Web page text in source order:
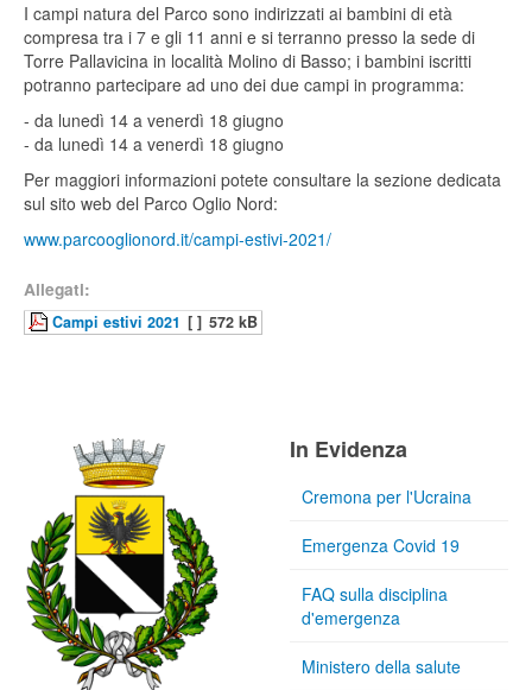
I campi natura del Parco sono indirizzati ai bambini di età
compresa tra i 7 e gli 11 anni e si terranno presso la sede di
Torre Pallavicina in località Molino di Basso; i bambini iscritti
potranno partecipare ad uno dei due campi in programma:
- da lunedì 14 a venerdì 18 giugno
- da lunedì 14 a venerdì 18 giugno
Per maggiori informazioni potete consultare la sezione dedicata
sul sito web del Parco Oglio Nord:
www.parcooglionord.it/campi-estivi-2021/
Allegati:
Campi estivi 2021 [ ] 572 kB
In Evidenza
Cremona per l'Ucraina
Emergenza Covid 19
FAQ sulla disciplina
d'emergenza
Ministero della salute